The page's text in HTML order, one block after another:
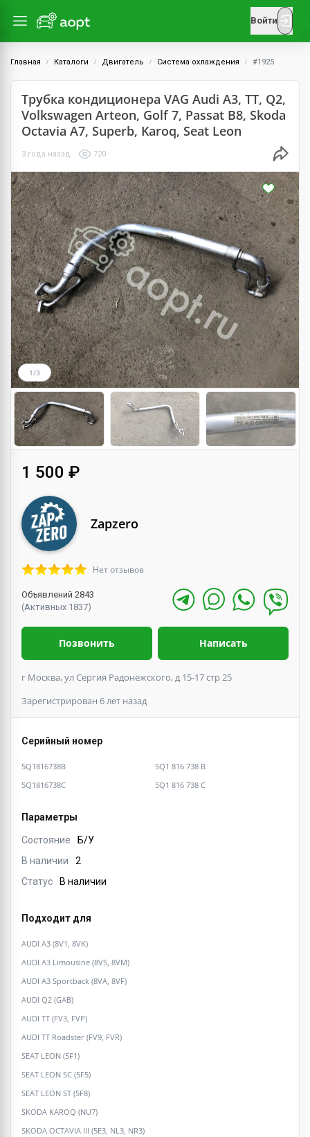
Войти
Главная Каталоги Двигатель Система охлаждения #1925
Трубка кондиционера VAG Audi A3, TT, Q2,
Volkswagen Arteon, Golf 7, Passat B8, Skoda
Octavia A7, Superb, Karoq, Seat Leon
3 года назад 720
1/3
1 500 ₽
Zapzero
Нет отзывов
Объявлений 2843
(Активных 1837)
Позвонить Написать
г Москва, ул Сергия Радонежского, д 15-17 стр 25
Зарегистрирован 6 лет назад
Серийный номер
5Q1816738B
5Q1 816 738 B
5Q1816738C
5Q1 816 738 C
Параметры
Состояние
Б/У
В наличии
2
Статус
В наличии
Подходит для
AUDI A3 (8V1, 8VK)
AUDI A3 Limousine (8VS, 8VM)
AUDI A3 Sportback (8VA, 8VF)
AUDI Q2 (GAB)
AUDI TT (FV3, FVP)
AUDI TT Roadster (FV9, FVR)
SEAT LEON (5F1)
SEAT LEON SC (5F5)
SEAT LEON ST (5F8)
SKODA KAROQ (NU7)
SKODA OCTAVIA III (5E3, NL3, NR3)